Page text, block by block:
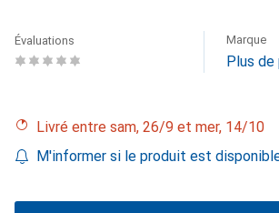
Évaluations Marque
Plus
Livré entre sam, 26/9 et mer, 14/10
M'informer si le produit est